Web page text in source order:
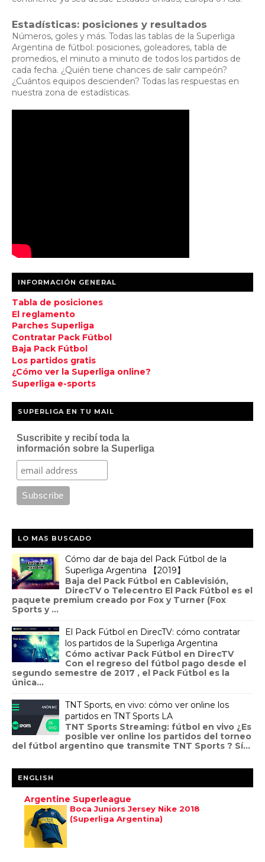
Estadísticas: posiciones y resultados
Números, goles y más. Todas las tablas de la Superliga
Argentina de fútbol: posiciones, goleadores, tabla de
promedios, el minuto a minuto de todos los partidos de
cada fecha. ¿Quién tiene chances de salir campeón?
¿Cuántos equipos descienden? Todas las respuestas en
nuestra zona de estadísticas.
INFORMACIÓN GENERAL
Tabla de posiciones
El reglamento
Parches Superliga
Contratar Pack Fútbol
Baja Pack Fútbol
Los partidos gratis
¿Cómo ver la Superliga online?
Superliga e-sports
SUPERLIGA EN TU MAIL
Suscribite y recibí toda la
información sobre la Superliga
LO MAS BUSCADO
Cómo dar de baja del Pack Fútbol de la
Superliga Argentina 【2019】
Baja del Pack Fútbol en Cablevisión,
DirecTV o Telecentro El Pack Fútbol es el
paquete premium creado por Fox y Turner (Fox
Sports y ...
El Pack Fútbol en DirecTV: cómo contratar
los partidos de la Superliga Argentina
Cómo activar Pack Fútbol en DirecTV
Con el regreso del fútbol pago desde el
segundo semestre de 2017 , el Pack Fútbol es la
única...
TNT Sports, en vivo: cómo ver online los
partidos en TNT Sports LA
TNT Sports Streaming: fútbol en vivo ¿Es
posible ver online los partidos del torneo
del fútbol argentino que transmite TNT Sports ? Sí...
ENGLISH
Argentine Superleague
Boca Juniors Jersey Nike 2018
(Superliga Argentina)